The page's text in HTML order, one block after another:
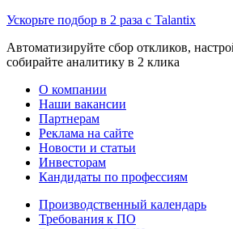
Ускорьте подбор в 2 раза с Talantix
Автоматизируйте сбор откликов,
собирайте аналитику в 2 клика
О компании
Наши вакансии
Партнерам
Реклама на сайте
Новости и статьи
Инвесторам
Кандидаты по профессиям
Производственный календарь
Требования к ПО